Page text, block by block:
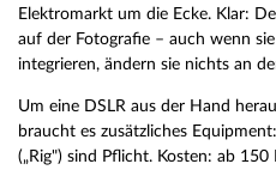
Elektromarkt um die Ecke. Klar:
auf der Fotografie – auch wenn
integrieren, ändern sie nichts an
Um eine DSLR aus der Hand
braucht es zusätzliches
(„Rig") sind Pflicht. Kosten: ab